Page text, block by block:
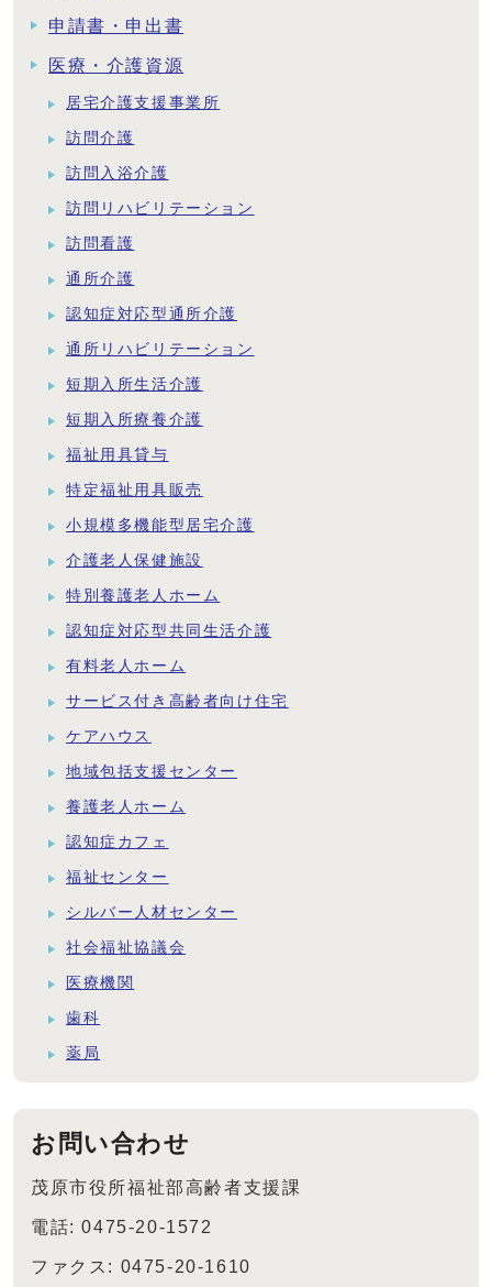
申請書・申出書
医療・介護資源
居宅介護支援事業所
訪問介護
訪問入浴介護
訪問リハビリテーション
訪問看護
通所介護
認知症対応型通所介護
通所リハビリテーション
短期入所生活介護
短期入所療養介護
福祉用具貸与
特定福祉用具販売
小規模多機能型居宅介護
介護老人保健施設
特別養護老人ホーム
認知症対応型共同生活介護
有料老人ホーム
サービス付き高齢者向け住宅
ケアハウス
地域包括支援センター
養護老人ホーム
認知症カフェ
福祉センター
シルバー人材センター
社会福祉協議会
医療機関
歯科
薬局
お問い合わせ
茂原市役所福祉部高齢者支援課
電話: 0475-20-1572
ファクス: 0475-20-1610